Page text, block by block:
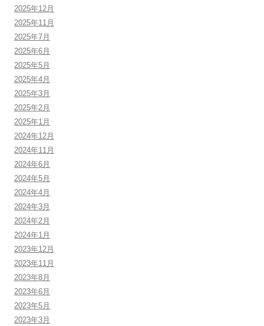
2025年12月
2025年11月
2025年7月
2025年6月
2025年5月
2025年4月
2025年3月
2025年2月
2025年1月
2024年12月
2024年11月
2024年6月
2024年5月
2024年4月
2024年3月
2024年2月
2024年1月
2023年12月
2023年11月
2023年8月
2023年6月
2023年5月
2023年3月